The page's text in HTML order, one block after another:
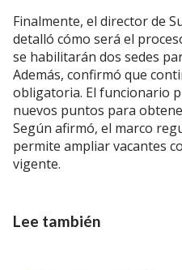
Finalmente, el director de
detalló cómo será el
se habilitarán dos sedes
Además, confirmó que
obligatoria. El funcionario
nuevos puntos para
Según afirmó, el marco
permite ampliar vacantes
vigente.
Lee también